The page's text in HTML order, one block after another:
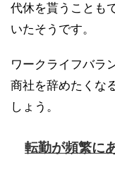
代休を貰うことも
いたそうです。
ワークライフバラ
商社を辞めたくな
しょう。
転勤が頻繁に